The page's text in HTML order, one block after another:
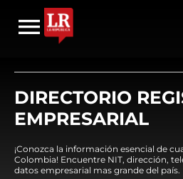
DIRECTORIO
EMPRESARIAL
¡Conozca la información esencial de
Colombia! Encuentre NIT, dirección,
datos empresarial mas grande del país.